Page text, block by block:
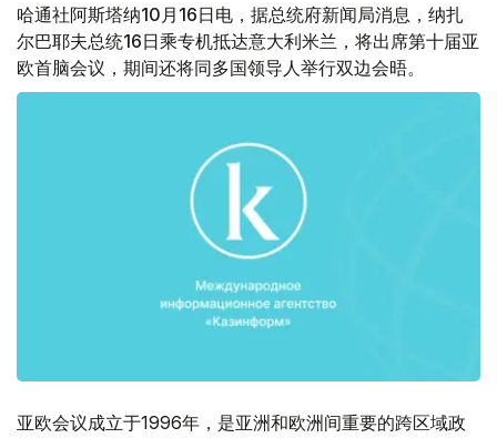
哈通社阿斯塔纳10月16日电，据总统府新闻局消息，纳扎
尔巴耶夫总统16日乘专机抵达意大利米兰，将出席第十届亚
欧首脑会议，期间还将同多国领导人举行双边会晤。
亚欧会议成立于1996年，是亚洲和欧洲间重要的跨区域政